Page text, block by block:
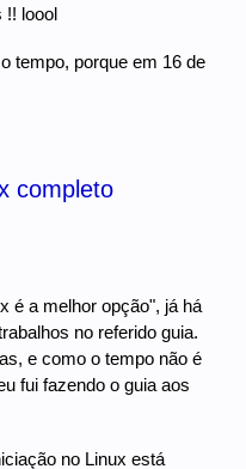
!! loool
tempo, porque em 16 de
completo
é a melhor opção", já há
no referido guia.
e como o tempo não é
fui fazendo o guia aos
no Linux está